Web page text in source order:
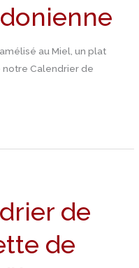
au Miel, un plat
notre Calendrier de
de
de